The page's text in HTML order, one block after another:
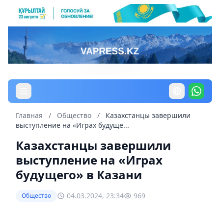
Главная / Общество /
Казахстанцы завершили
выступление на «Играх будуще...
Казахстанцы завершили
выступление на «Играх
будущего» в Казани
Общество 04.03.2024, 23:34 969